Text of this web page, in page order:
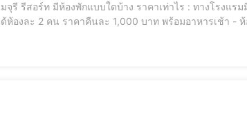
รีสอร์ท มีห้องพักแบบใดบ้าง ราคาเท่าไร : ทางโรงแรมมีที่พั
คืนละ 1,000 บาท พร้อมอาหารเช้า - ห้อง Superior ห้องเตียงคู่ 2 เตียงเล็ก นอนได้